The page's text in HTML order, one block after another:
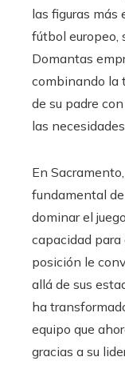
las figuras más
fútbol europeo,
Domantas
combinando la
de su padre
las
En
fundamental
dominar el
capacidad para
posición le
allá de sus
ha
equipo que
gracias a su